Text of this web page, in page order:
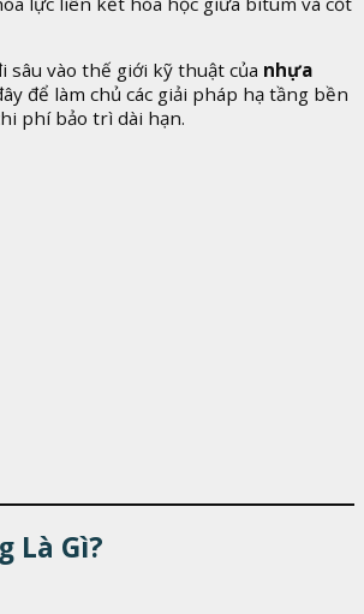
sâu vào thế giới kỹ thuật của nhựa
để làm chủ các giải pháp hạ tầng bền
phí bảo trì dài hạn.
Là Gì?